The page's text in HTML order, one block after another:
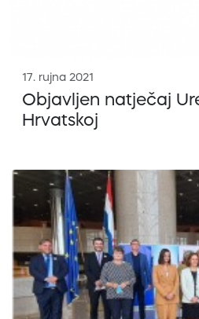
17. rujna 2021
Objavljen natječaj
Hrvatskoj